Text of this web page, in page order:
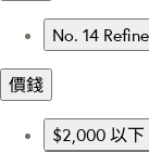
No. 14
價錢
$2,000 以下